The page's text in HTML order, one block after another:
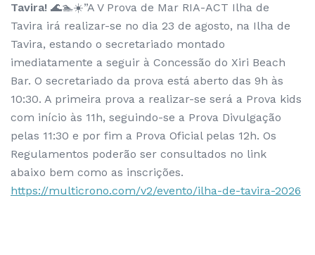
Tavira! 🌊🏊☀️”A V Prova de Mar RIA-ACT Ilha de
Tavira irá realizar-se no dia 23 de agosto, na Ilha de
Tavira, estando o secretariado montado
imediatamente a seguir à Concessão do Xiri Beach
Bar. O secretariado da prova está aberto das 9h às
10:30. A primeira prova a realizar-se será a Prova kids
com início às 11h, seguindo-se a Prova Divulgação
pelas 11:30 e por fim a Prova Oficial pelas 12h. Os
Regulamentos poderão ser consultados no link
abaixo bem como as inscrições.
https://multicrono.com/v2/evento/ilha-de-tavira-2026